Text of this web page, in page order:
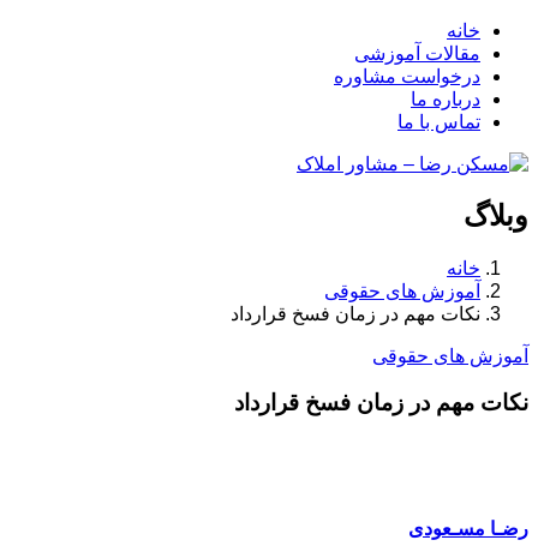
خانه
مقالات آموزشی
درخواست مشاوره
درباره ما
تماس با ما
وبلاگ
خانه
آموزش های حقوقی
نکات مهم در زمان فسخ قرارداد
آموزش های حقوقی
نکات مهم در زمان فسخ قرارداد
رضـا مسـعودی